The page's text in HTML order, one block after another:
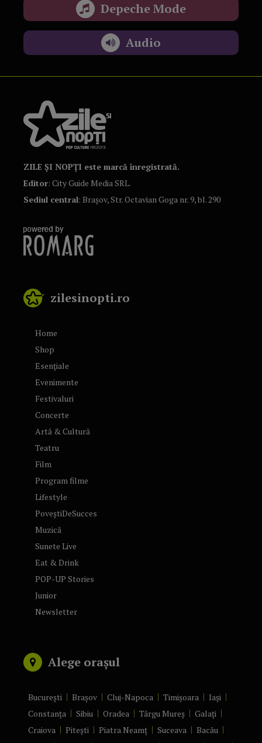
Depeche Mode
Audio
ZILE ȘI NOPȚI este marcă înregistrată.
Editor: City Guide Media SRL.
Sediul central: Brașov, Str. Octavian Goga nr. 9, bl. 290
zilesinopti.ro
Home
Shop
Esențiale
Evenimente
Festivaluri
Concerte
Artă & Cultură
Teatru
Film
Program filme
Lifestyle
PoveștiDeSucces
Muzică
Sunete Live
Eat & Drink
POP-UP Stories
Junior
Newsletter
Alege orașul
București Brașov Cluj-Napoca Timișoara
Iași
Constanța
Sibiu Oradea Târgu Mureș
Galați
Craiova
Pitești Piatra Neamț Suceava
Bacău